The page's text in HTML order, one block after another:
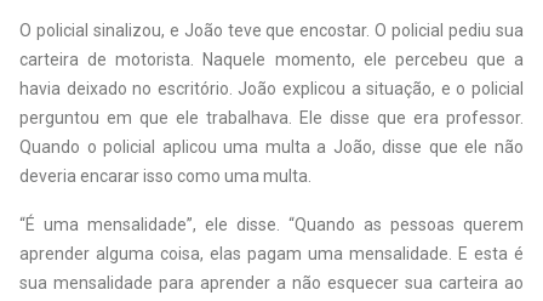
O policial sinalizou, e João teve que encostar. O policial pediu sua
carteira de motorista. Naquele momento, ele percebeu que a
havia deixado no escritório. João explicou a situação, e o policial
perguntou em que ele trabalhava. Ele disse que era professor.
Quando o policial aplicou uma multa a João, disse que ele não
deveria encarar isso como uma multa.
“É uma mensalidade”, ele disse. “Quando as pessoas querem
aprender alguma coisa, elas pagam uma mensalidade. E esta é
sua mensalidade para aprender a não esquecer sua carteira ao